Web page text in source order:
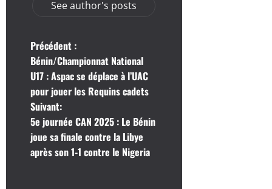
See author's posts
N
a
v
i
g
Précédent :
Bénin/Championnat National
U17 : Aspac se déplace à l’UAC
pour jouer les Requins cadets
Suivant:
5e journée CAN 2025 : Le Bénin
joue sa finale contre la Libye
après son 1-1 contre le Nigeria